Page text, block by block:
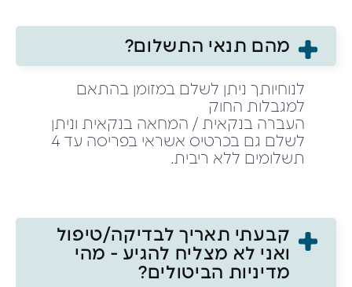
מהם תנאי התשלום?
לנוחיותך ניתן לשלם במזומן בהתאם
למגבלות החוק
העברה בנקאית / המחאה בנקאית וניתן
לשלם גם בכרטיס אשראי בפריסה עד 4
תשלומים ללא ריבית.
קבעתי תאריך לבדיקה/טיפול
ואני לא מצליח להגיע - מהי
מדיניות הביטולים?